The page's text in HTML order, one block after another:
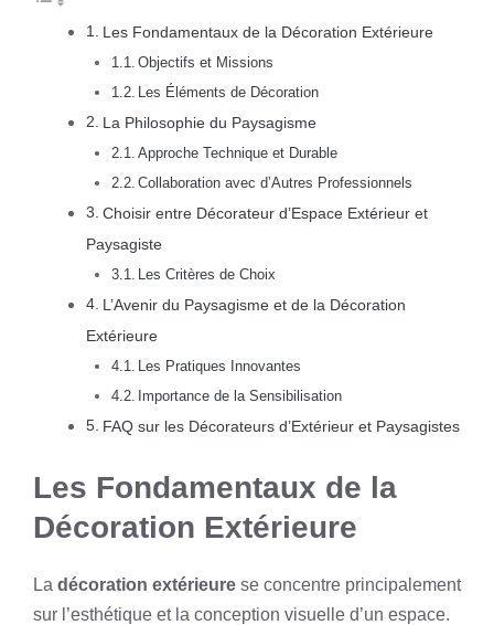
Les Fondamentaux de la Décoration Extérieure
Objectifs et Missions
Les Éléments de Décoration
La Philosophie du Paysagisme
Approche Technique et Durable
Collaboration avec d’Autres Professionnels
Choisir entre Décorateur d’Espace Extérieur et
Paysagiste
Les Critères de Choix
L’Avenir du Paysagisme et de la Décoration
Extérieure
Les Pratiques Innovantes
Importance de la Sensibilisation
FAQ sur les Décorateurs d’Extérieur et Paysagistes
Les Fondamentaux de la
Décoration Extérieure
La décoration extérieure se concentre principalement
sur l’esthétique et la conception visuelle d’un espace.